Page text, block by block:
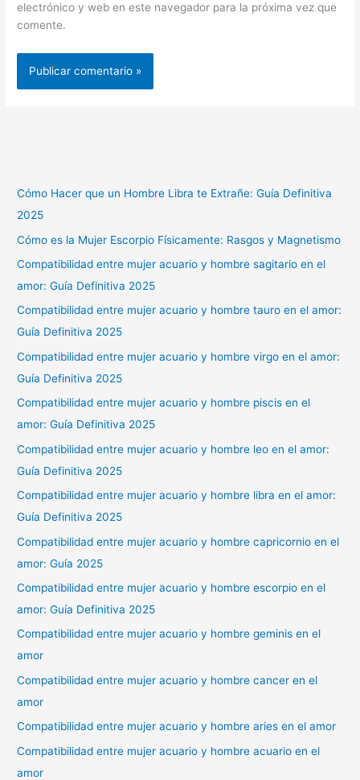
electrónico y web en este navegador para la próxima vez que
comente.
Cómo Hacer que un Hombre Libra te Extrañe: Guía Definitiva
2025
Cómo es la Mujer Escorpio Físicamente: Rasgos y Magnetismo
Compatibilidad entre mujer acuario y hombre sagitario en el
amor: Guía Definitiva 2025
Compatibilidad entre mujer acuario y hombre tauro en el amor:
Guía Definitiva 2025
Compatibilidad entre mujer acuario y hombre virgo en el amor:
Guía Definitiva 2025
Compatibilidad entre mujer acuario y hombre piscis en el
amor: Guía Definitiva 2025
Compatibilidad entre mujer acuario y hombre leo en el amor:
Guía Definitiva 2025
Compatibilidad entre mujer acuario y hombre libra en el amor:
Guía Definitiva 2025
Compatibilidad entre mujer acuario y hombre capricornio en el
amor: Guía 2025
Compatibilidad entre mujer acuario y hombre escorpio en el
amor: Guía Definitiva 2025
Compatibilidad entre mujer acuario y hombre geminis en el
amor
Compatibilidad entre mujer acuario y hombre cancer en el
amor
Compatibilidad entre mujer acuario y hombre aries en el amor
Compatibilidad entre mujer acuario y hombre acuario en el
amor